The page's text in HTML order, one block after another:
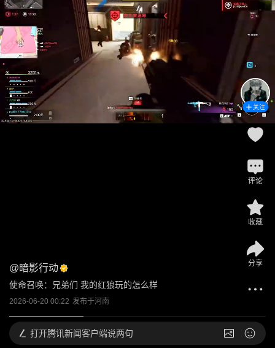
@暗影行动
使命召唤：兄弟们 我的红狼玩的怎么样
2026-06-20 00:22 发布于河南
关注
评论
收藏
分享
打开腾讯新闻客户端说两句